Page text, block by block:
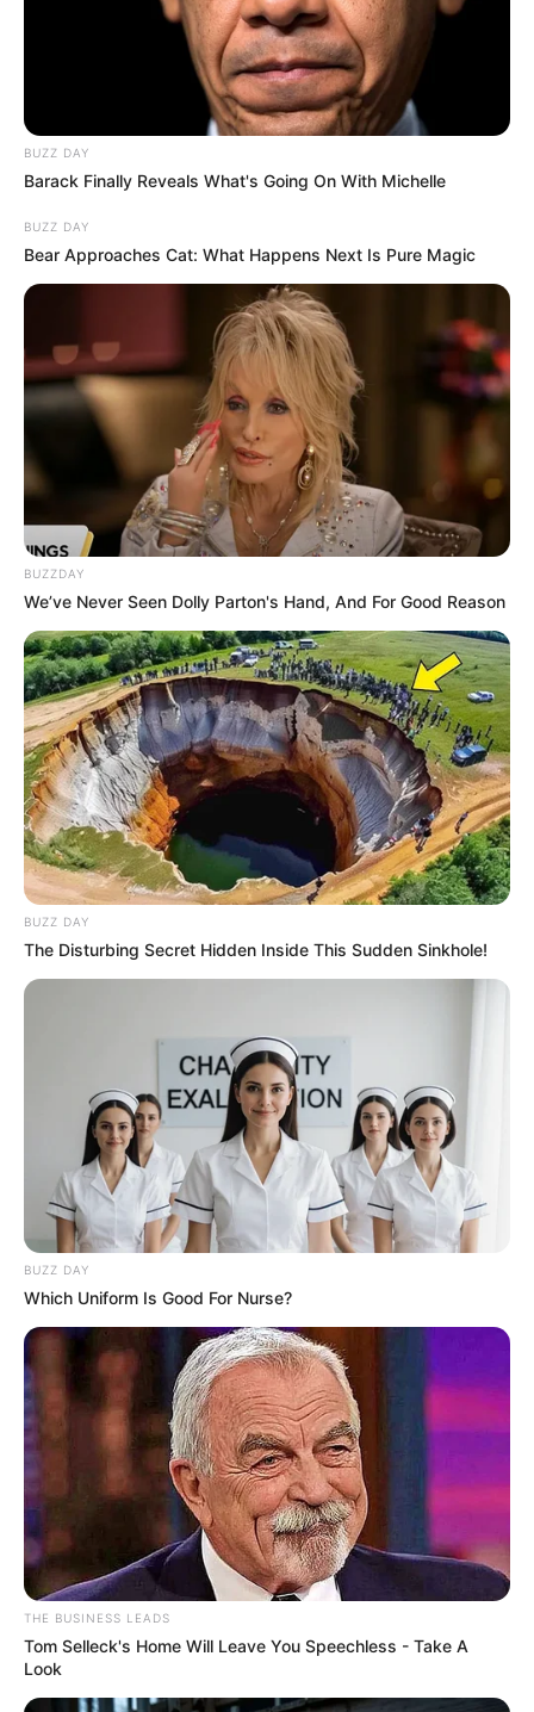
BUZZ DAY
Barack Finally Reveals What's Going On With Michelle
BUZZ DAY
Bear Approaches Cat: What Happens Next Is Pure Magic
BUZZDAY
We’ve Never Seen Dolly Parton's Hand, And For Good Reason
BUZZ DAY
The Disturbing Secret Hidden Inside This Sudden Sinkhole!
BUZZ DAY
Which Uniform Is Good For Nurse?
THE BUSINESS LEADS
Tom Selleck's Home Will Leave You Speechless - Take A
Look